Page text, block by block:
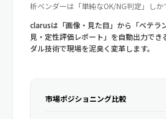
析ベンダーは「単純なOK/NG判定」しか
clarusは「画像・見た目」から「ベテラ
見・定性評価レポート」を自動出力でき
ダル技術で現場を泥臭く変革します。
市場ポジショニング比較